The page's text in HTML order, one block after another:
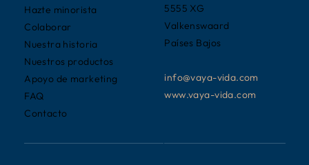
5555 XG
Valkenswaard
Países Bajos
info@vaya-vida.com
www.vaya-vida.com
Hazte minorista
Colaborar
Nuestra historia
Nuestros productos
Apoyo de marketing
FAQ
Contacto